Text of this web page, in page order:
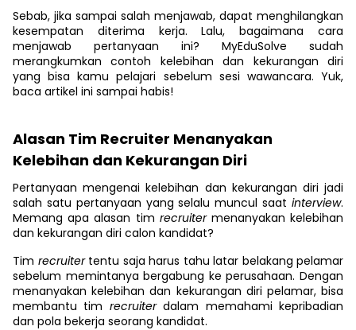
Sebab, jika sampai salah menjawab, dapat menghilangkan
kesempatan diterima kerja. Lalu, bagaimana cara
menjawab pertanyaan ini? MyEduSolve sudah
merangkumkan contoh kelebihan dan kekurangan diri
yang bisa kamu pelajari sebelum sesi wawancara. Yuk,
baca artikel ini sampai habis!
Alasan Tim Recruiter Menanyakan
Kelebihan dan Kekurangan Diri
Pertanyaan mengenai kelebihan dan kekurangan diri jadi
salah satu pertanyaan yang selalu muncul saat interview.
Memang apa alasan tim recruiter menanyakan kelebihan
dan kekurangan diri calon kandidat?
Tim recruiter tentu saja harus tahu latar belakang pelamar
sebelum memintanya bergabung ke perusahaan. Dengan
menanyakan kelebihan dan kekurangan diri pelamar, bisa
membantu tim recruiterdalam memahami kepribadian
dan pola bekerja seorang kandidat.